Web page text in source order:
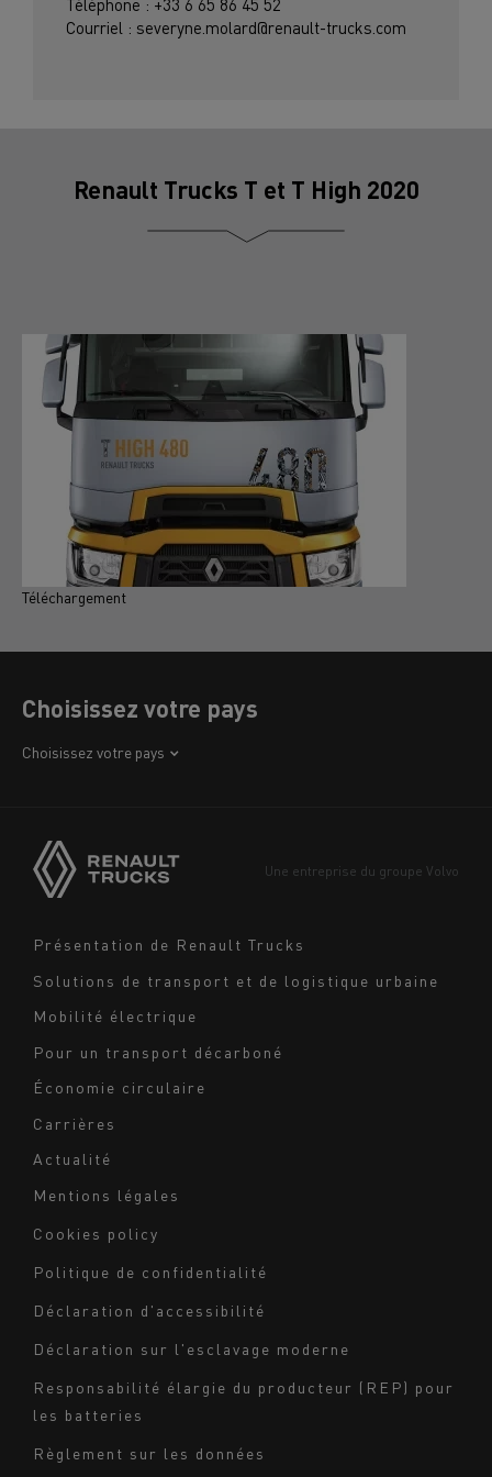
Téléphone : +33 6 65 86 45 52
Courriel : severyne.molard@renault-trucks.com
Renault Trucks T et T High 2020
Téléchargement
Choisissez votre pays
Choisissez votre pays
Europe
Navigation
Présentation de Renault Trucks
Solutions de transport et de logistique urbaine
Mobilité électrique
Pour un transport décarboné
Économie circulaire
Carrières
Actualité
Une entreprise du groupe Volvo
bas
de
page
-
Milieu
Mentions légales
Cookies policy
Politique de confidentialité
Déclaration d'accessibilité
Déclaration sur l'esclavage moderne
Responsabilité élargie du producteur (REP) pour
les batteries
Règlement sur les données